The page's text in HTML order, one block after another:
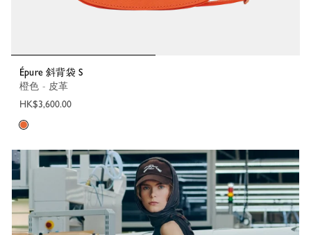
Épure 斜背袋 S
橙色 - 皮革
HK$3,600.00